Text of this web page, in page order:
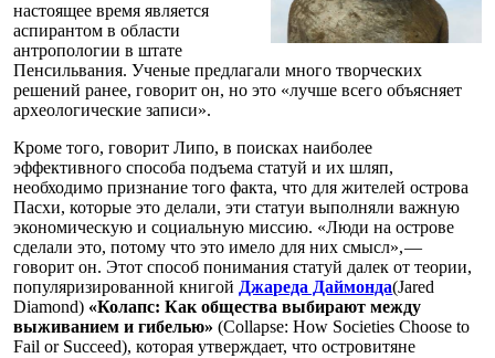
настоящее время является
аспирантом в области
антропологии в штате
Пенсильвания. Ученые предлагали много творческих
решений ранее, говорит он, но это «лучше всего объясняет
археологические записи».
Кроме того, говорит Липо, в поисках наиболее
эффективного способа подъема статуй и их шляп,
необходимо признание того факта, что для жителей острова
Пасхи, которые это делали, эти статуи выполняли важную
экономическую и социальную миссию. «Люди на острове
сделали это, потому что это имело для них смысл», —
говорит он. Этот способ понимания статуй далек от теории,
популяризированной книгой Джареда Даймонда(Jared
Diamond) «Колапс: Как общества выбирают между
выживанием и гибелью»(Collapse: How Societies Choose to
Fail or Succeed), которая утверждает, что островитяне